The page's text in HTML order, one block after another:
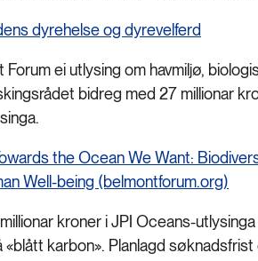
dyrehelse og dyrevelferd
ei utlysing om havmiljø,
bidreg med 27 millionar
the Ocean We Want:
Well-being (belmontforum.org)
kroner i JPI Oceans-
karbon». Planlagd søknadsfrist